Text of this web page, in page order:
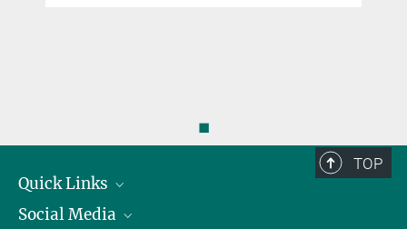
◼
TOP
Quick Links
Präsident
Social Media